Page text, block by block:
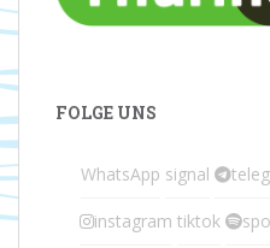
FOLGE UNS
WhatsApp signal
instagram tiktok